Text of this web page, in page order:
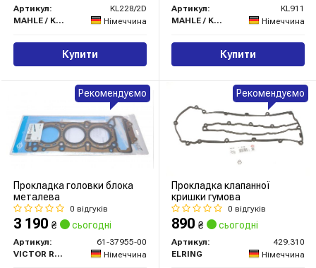
Артикул:
KL228/2D
MAHLE / KNECHT
Німеччина
Купити
Артикул:
KL911
MAHLE / KNECHT
Німеччина
Купити
Прокладка головки блока
металева
0 відгуків
3 190 ₴ сьогодні
Артикул:
61-37955-00
VICTOR REINZ
Німеччина
Рекомендуємо
Прокладка клапанної
кришки гумова
0 відгуків
890 ₴ сьогодні
Артикул:
429.310
ELRING
Німеччина
Рекомендуємо